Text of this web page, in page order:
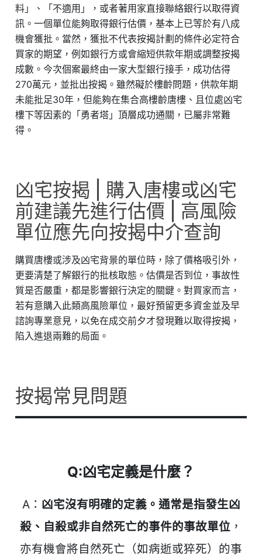
料」、「不適用」，或者著用家直接聯絡銀行以取得資
訊。一個單位能夠取得銀行估價，基本上已等於有八成
機會獲批。當然，獲批不代表按揭計劃的條件必定符合
買家的期望，例如銀行方或會縮短供款年期或調整按揭
成數。今次個案最終由一家大型銀行接手，成功估得
270萬元，並批出按揭。雖然礙於樓齡問題，供款年期
未能批足30年，但能夠在集合高樓齡唐樓、且位處凶宅
樓下等因素的「勇者塔」頂層成功通關，已屬非常難
得。
凶宅按揭 | 購入唐樓或凶宅
前建議先進行估價 | 高風險
單位應先向按揭中介查詢
購買唐樓或涉及凶宅背景的單位時，除了價格吸引外，
更要清楚了解銀行的批核取態。估價是否到位，事故性
質是否嚴重，都是影響銀行決定的關鍵。對買家而言，
若有意購入此類高風險單位，最好預留更多資金並及早
諮詢專業意見，以免在成交前夕才發現難以取得按揭，
陷入進退兩難的局面。
按揭常見問題
Q:凶宅定義是什麼？
A： 凶宅沒有明確的定義。通常是指發生凶
殺、自殺或非自然死亡的事件的事故單位 ，
亦有機會將自然死亡（如病逝或猝死）的事